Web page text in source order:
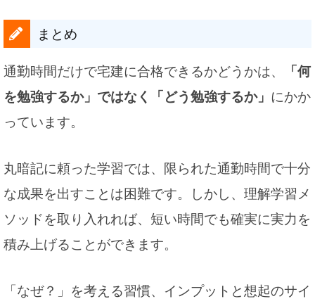
まとめ
通勤時間だけで宅建に合格できるかどうかは、
「何
を勉強するか」ではなく「どう勉強するか」 にかか
っています。
丸暗記に頼った学習では、限られた通勤時間で十分
な成果を出すことは困難です。しかし、理解学習メ
ソッドを取り入れれば、短い時間でも確実に実力を
積み上げることができます。
「なぜ？」を考える習慣、インプットと想起のサイ